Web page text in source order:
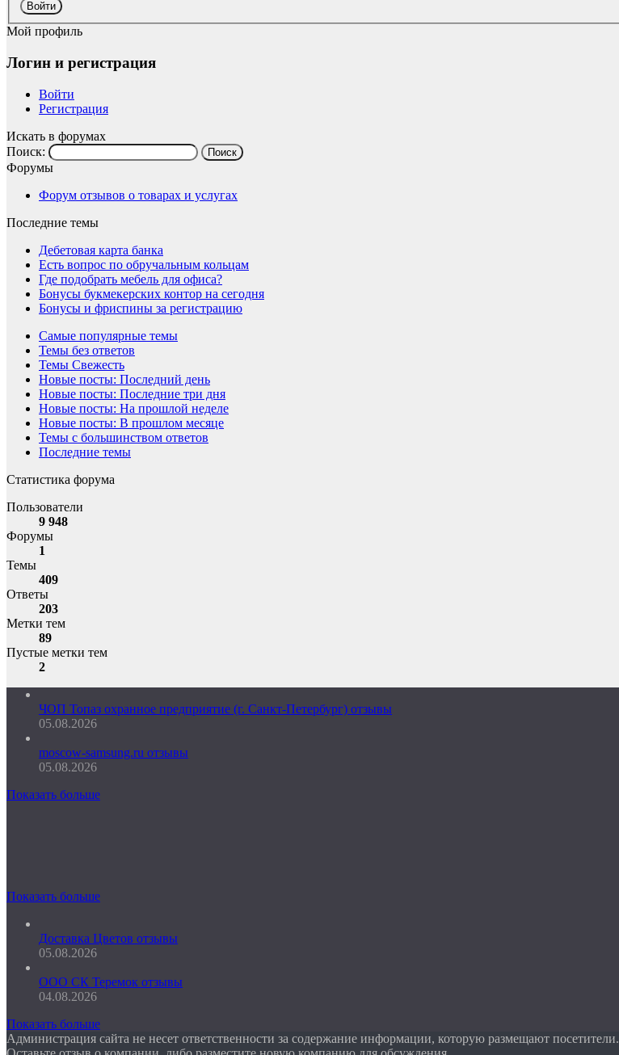
Войти
Мой профиль
Логин и регистрация
Войти
Регистрация
Искать в форумах
Поиск:
Форумы
Форум отзывов о товарах и услугах
Последние темы
Дебетовая карта банка
Есть вопрос по обручальным кольцам
Где подобрать мебель для офиса?
Бонусы букмекерских контор на сегодня
Бонусы и фриспины за регистрацию
Самые популярные темы
Темы без ответов
Темы Свежесть
Новые посты: Последний день
Новые посты: Последние три дня
Новые посты: На прошлой неделе
Новые посты: В прошлом месяце
Темы с большинством ответов
Последние темы
Статистика форума
Пользователи
9 948
Форумы
1
Темы
409
Ответы
203
Метки тем
89
Пустые метки тем
2
ЧОП Топаз охранное предприятие (г. Санкт-Петербург) отзывы
05.08.2026
moscow-samsung.ru отзывы
05.08.2026
Показать больше
Показать больше
Доставка Цветов отзывы
05.08.2026
ООО СК Теремок отзывы
04.08.2026
Показать больше
Администрация сайта не несет ответственности за содержание информации, которую размещают посетители.